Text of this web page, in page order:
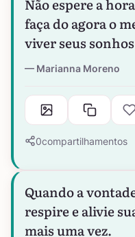
faça do agora o
viver seus
Marianna Moreno
0compartilhamentos
Quando a
respire e alivie
mais uma vez.